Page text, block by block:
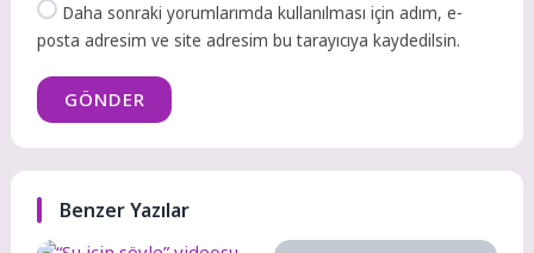
Daha sonraki yorumlarımda kullanılması için adım, e-
posta adresim ve site adresim bu tarayıcıya kaydedilsin.
GÖNDER
Benzer Yazılar